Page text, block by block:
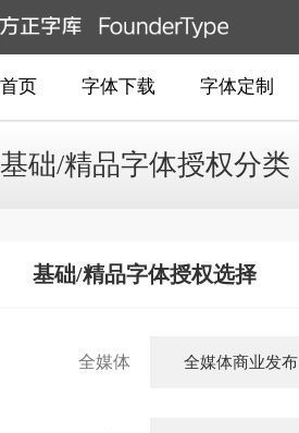
首页 字体下载 字体定制
基础/精品字体授权分类
基础/精品字体授权选择
全媒体 全媒体商业发布